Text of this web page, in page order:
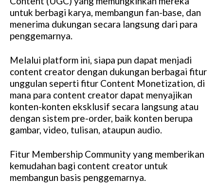
untuk berbagi karya, membangun fan-base, dan
menerima dukungan secara langsung dari para
penggemarnya.
Melalui platform ini, siapa pun dapat menjadi
content creator dengan dukungan berbagai fitur
unggulan seperti fitur Content Monetization, di
mana para content creator dapat menyajikan
konten-konten eksklusif secara langsung atau
dengan sistem pre-order, baik konten berupa
gambar, video, tulisan, ataupun audio.
Fitur Membership Community yang memberikan
kemudahan bagi content creator untuk
membangun basis penggemarnya.